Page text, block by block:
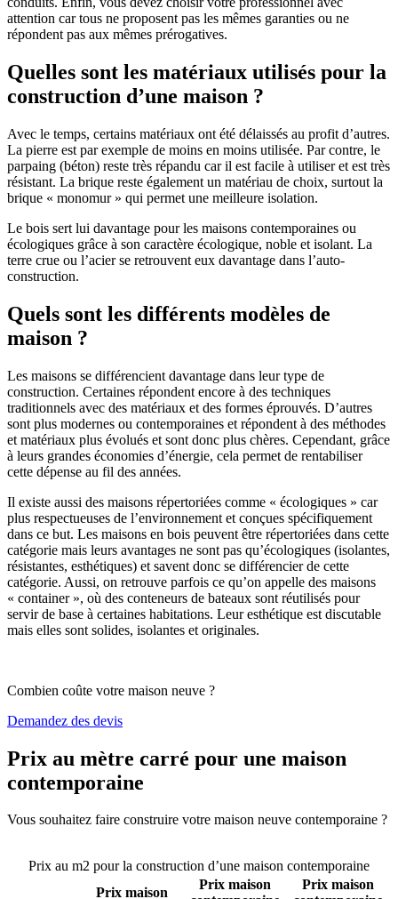
attention car tous ne proposent pas les mêmes garanties ou ne
répondent pas aux mêmes prérogatives.
Quelles sont les matériaux utilisés pour la
construction d’une maison ?
Avec le temps, certains matériaux ont été délaissés au profit d’autres.
La pierre est par exemple de moins en moins utilisée. Par contre, le
parpaing (béton) reste très répandu car il est facile à utiliser et est très
résistant. La brique reste également un matériau de choix, surtout la
brique « monomur » qui permet une meilleure isolation.
Le bois sert lui davantage pour les maisons contemporaines ou
écologiques grâce à son caractère écologique, noble et isolant. La
terre crue ou l’acier se retrouvent eux davantage dans l’auto-
construction.
Quels sont les différents modèles de
maison ?
Les maisons se différencient davantage dans leur type de
construction. Certaines répondent encore à des techniques
traditionnels avec des matériaux et des formes éprouvés. D’autres
sont plus modernes ou contemporaines et répondent à des méthodes
et matériaux plus évolués et sont donc plus chères. Cependant, grâce
à leurs grandes économies d’énergie, cela permet de rentabiliser
cette dépense au fil des années.
Il existe aussi des maisons répertoriées comme « écologiques » car
plus respectueuses de l’environnement et conçues spécifiquement
dans ce but. Les maisons en bois peuvent être répertoriées dans cette
catégorie mais leurs avantages ne sont pas qu’écologiques (isolantes,
résistantes, esthétiques) et savent donc se différencier de cette
catégorie. Aussi, on retrouve parfois ce qu’on appelle des maisons
« container », où des conteneurs de bateaux sont réutilisés pour
servir de base à certaines habitations. Leur esthétique est discutable
mais elles sont solides, isolantes et originales.
Combien coûte votre maison neuve ?
Demandez des devis
Prix au mètre carré pour une maison
contemporaine
Vous souhaitez faire construire votre maison neuve contemporaine ?
Prix au m2 pour la construction d’une maison contemporaine
Prix maison
Prix maison
Prix maison